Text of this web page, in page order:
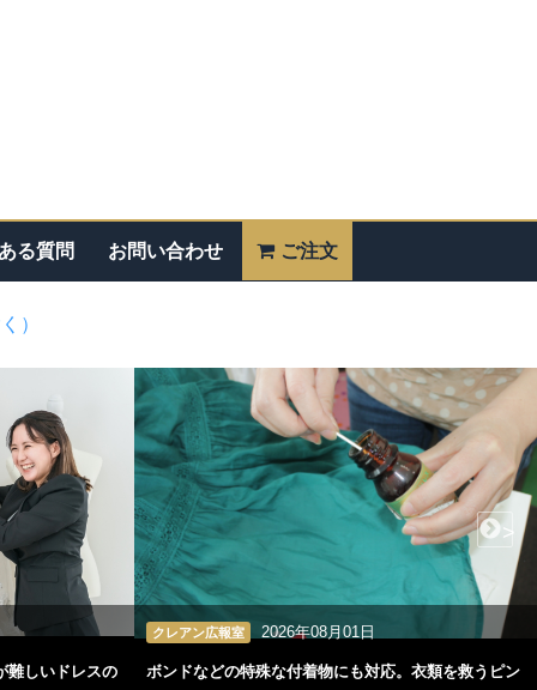
る質問 お問い合わせ ご注文
）
難しいドレスの
クレアン広報室 2026年08月01日
ボンドなどの特殊な付着物にも対応。衣類を救うピン
>